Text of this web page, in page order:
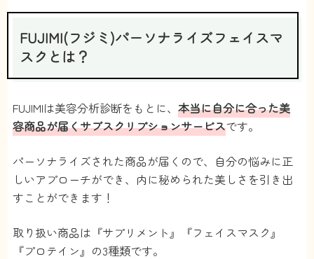
FUJIMI(フジミ)パーソナライズフェイスマ
スクとは？
FUJIMIは美容分析診断をもとに、本当に自分に合った美
容商品が届くサブスクリプションサービスです。
パーソナライズされた商品が届くので、自分の悩みに正
しいアプローチができ、内に秘められた美しさを引き出
すことができます！
取り扱い商品は『サプリメント』『フェイスマスク』
『プロテイン』の3種類です。